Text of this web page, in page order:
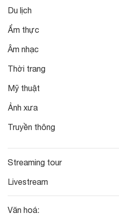
Du lịch
Ẩm thực
Âm nhạc
Thời trang
Mỹ thuật
Ảnh xưa
Truyền thông
Streaming tour
Livestream
Văn hoá: